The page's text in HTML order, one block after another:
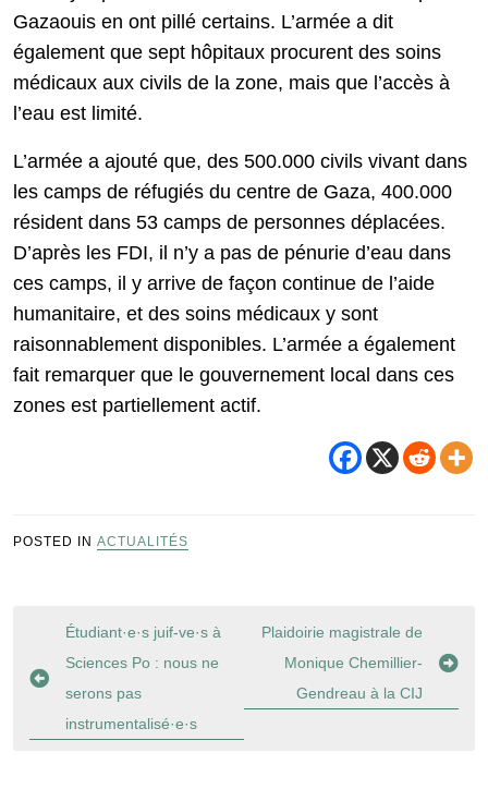
Gazaouis en ont pillé certains. L’armée a dit
également que sept hôpitaux procurent des soins
médicaux aux civils de la zone, mais que l’accès à
l’eau est limité.
L’armée a ajouté que, des 500.000 civils vivant dans
les camps de réfugiés du centre de Gaza, 400.000
résident dans 53 camps de personnes déplacées.
D’après les FDI, il n’y a pas de pénurie d’eau dans
ces camps, il y arrive de façon continue de l’aide
humanitaire, et des soins médicaux y sont
raisonnablement disponibles. L’armée a également
fait remarquer que le gouvernement local dans ces
zones est partiellement actif.
POSTED IN ACTUALITÉS
Navigation
de
l’article
Étudiant·e·s juif-ve·s à
Sciences Po : nous ne
serons pas
instrumentalisé·e·s
Plaidoirie magistrale de
Monique Chemillier-
Gendreau à la CIJ